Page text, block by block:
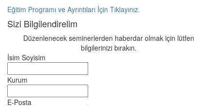
Eğitim Programı ve Ayrıntıları İçin Tıklayınız.
Sizi Bilgilendirelim
Düzenlenecek seminerlerden haberdar olmak için lütfen
bilgilerinizi bırakın.
İsim Soyisim
Kurum
E-Posta